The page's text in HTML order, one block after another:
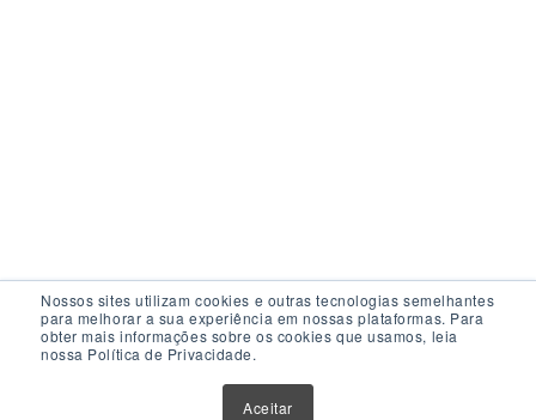
Nossos sites utilizam cookies e outras tecnologias semelhantes
para melhorar a sua experiência em nossas plataformas. Para
obter mais informações sobre os cookies que usamos, leia
nossa Política de Privacidade.
Aceitar
Acesso Rápido